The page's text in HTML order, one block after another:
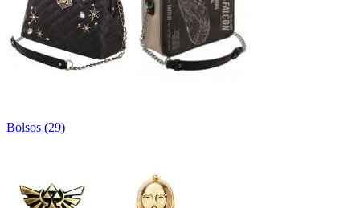
Bolsos (29)